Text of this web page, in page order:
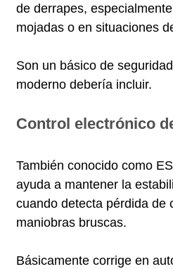
de derrapes,
mojadas o en situaciones
Son un básico de
moderno debería incluir.
Control electrónico
También conocido como
ayuda a mantener la
cuando detecta pérdida de
maniobras bruscas.
Básicamente corrige en